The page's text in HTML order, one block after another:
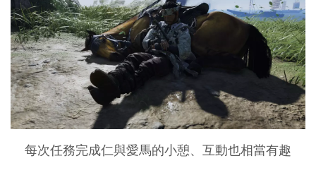
每次任務完成仁與愛馬的小憩、互動也相當有趣